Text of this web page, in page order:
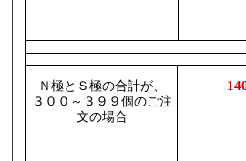
Ｎ極とＳ極の合計が、
３００～３９９個のご注
文の場合